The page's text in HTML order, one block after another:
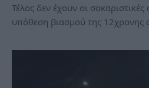
Τέλος δεν έχουν οι
υπόθεση βιασμού της 12χρονης